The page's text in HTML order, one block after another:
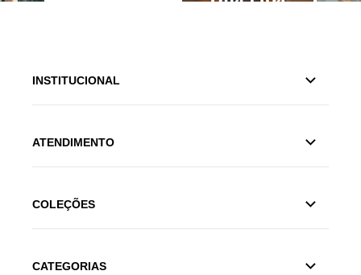
INSTITUCIONAL
ATENDIMENTO
COLEÇÕES
CATEGORIAS